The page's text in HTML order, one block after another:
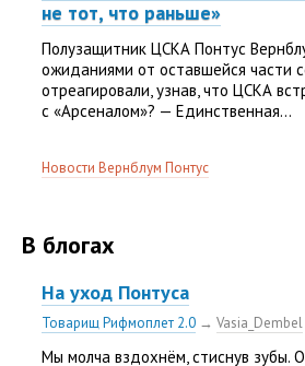
не тот, что раньше»
Полузащитник ЦСКА Понтус
ожиданиями от оставшейся части
отреагировали, узнав, что ЦСКА
с «Арсеналом»? — Единственная...
Новости Вернблум Понтус
В блогах
На уход Понтуса
Товарищ Рифмоплет 2.0 → Vasia_Dembel
Мы молча вздохнём, стиснув зубы.